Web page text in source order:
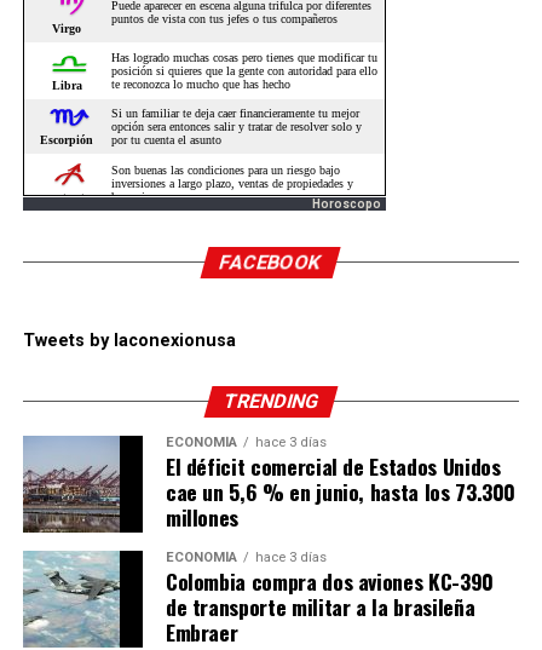
Horoscopo
FACEBOOK
Tweets by laconexionusa
TRENDING
ECONOMÍA hace 3 días
El déficit comercial de Estados Unidos
cae un 5,6 % en junio, hasta los 73.300
millones
ECONOMÍA hace 3 días
Colombia compra dos aviones KC-390
de transporte militar a la brasileña
Embraer